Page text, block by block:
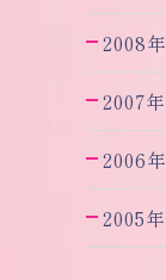
2008年
2007年
2006年
2005年